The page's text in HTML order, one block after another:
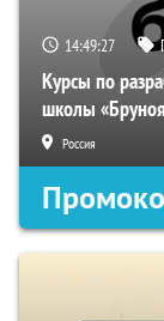
14:49:26
Курсы по
школы
Россия